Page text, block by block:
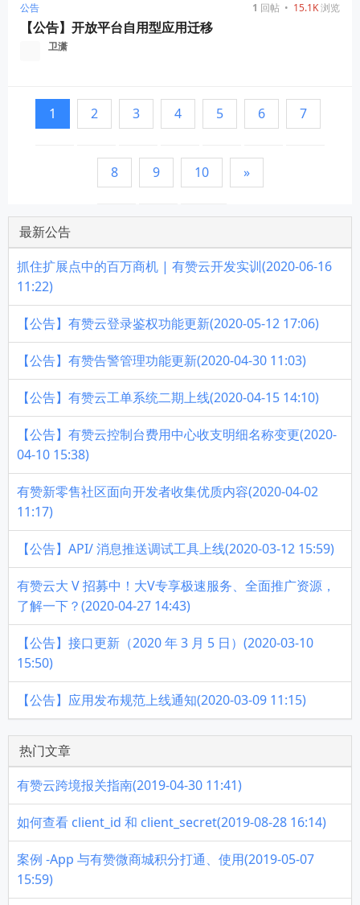
公告 1 回帖 • 15.1K浏览
【公告】开放平台自用型应用迁移
卫潇
1 2 3 4 5 6 7
8 9 10 »
最新公告
抓住扩展点中的百万商机 | 有赞云开发实训(2020-06-16
11:22)
【公告】有赞云登录鉴权功能更新(2020-05-12 17:06)
【公告】有赞告警管理功能更新(2020-04-30 11:03)
【公告】有赞云工单系统二期上线(2020-04-15 14:10)
【公告】有赞云控制台费用中心收支明细名称变更(2020-
04-10 15:38)
有赞新零售社区面向开发者收集优质内容(2020-04-02
11:17)
【公告】API/ 消息推送调试工具上线(2020-03-12 15:59)
有赞云大 V 招募中！大V专享极速服务、全面推广资源，
了解一下？(2020-04-27 14:43)
【公告】接口更新（2020 年 3 月 5 日）(2020-03-10
15:50)
【公告】应用发布规范上线通知(2020-03-09 11:15)
热门文章
有赞云跨境报关指南(2019-04-30 11:41)
如何查看 client_id 和 client_secret(2019-08-28 16:14)
案例 -App 与有赞微商城积分打通、使用(2019-05-07
15:59)